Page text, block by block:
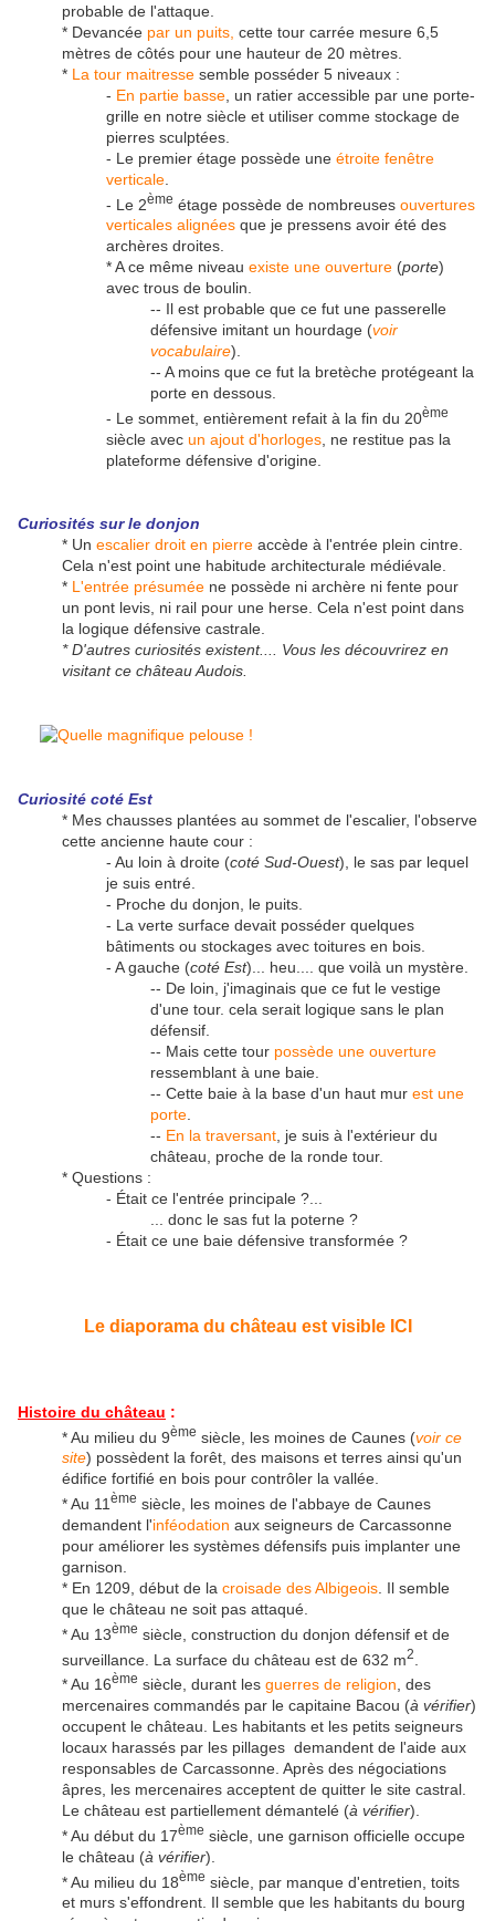
probable de l'attaque.
* Devancée par un puits, cette tour carrée mesure 6,5
mètres de côtés pour une hauteur de 20 mètres.
* La tour maitresse semble posséder 5 niveaux :
- En partie basse , un ratier accessible par une porte-
grille en notre siècle et utiliser comme stockage de
pierres sculptées.
- Le premier étage possède une étroite fenêtre
verticale
- Le 2ème étage possède de nombreuses ouvertures
verticales alignées que je pressens avoir été des
archères droites.
* A ce même niveau existe une ouverture (porte)
avec trous de boulin.
-- Il est probable que ce fut une passerelle
défensive imitant un hourdage (voir
vocabulaire).
-- A moins que ce fut la bretèche protégeant la
porte en dessous.
- Le sommet, entièrement refait à la fin du 20ème
siècle avec un ajout d'horloges , ne restitue pas la
plateforme défensive d'origine.
Curiosités sur le donjon
* Un escalier droit en pierre accède à l'entrée plein cintre.
Cela n'est point une habitude architecturale médiévale.
* L'entrée présumée ne possède ni archère ni fente pour
un pont levis, ni rail pour une herse. Cela n'est point dans
la logique défensive castrale.
* D'autres curiosités existent.... Vous les découvrirez en
visitant ce château Audois.
Curiosité coté Est
* Mes chausses plantées au sommet de l'escalier, l'observe
cette ancienne haute cour :
- Au loin à droite (coté Sud-Ouest), le sas par lequel
je suis entré.
- Proche du donjon, le puits.
- La verte surface devait posséder quelques
bâtiments ou stockages avec toitures en bois.
- A gauche (coté Est)... heu.... que voilà un mystère.
-- De loin, j'imaginais que ce fut le vestige
d'une tour. cela serait logique sans le plan
défensif.
-- Mais cette tour possède une ouverture
ressemblant à une baie.
-- Cette baie à la base d'un haut mur est une
porte
-- En la traversant , je suis à l'extérieur du
château, proche de la ronde tour.
* Questions :
- Était ce l'entrée principale ?...
... donc le sas fut la poterne ?
- Était ce une baie défensive transformée ?
Le diaporama du château est visible ICI
Histoire du château :
* Au milieu du 9ème siècle, les moines de Caunes (voir ce
site) possèdent la forêt, des maisons et terres ainsi qu'un
édifice fortifié en bois pour contrôler la vallée.
* Au 11 ème siècle, les moines de l'abbaye de Caunes
demandent l'inféodation aux seigneurs de Carcassonne
pour améliorer les systèmes défensifs puis implanter une
garnison.
* En 1209, début de la croisade des Albigeois . Il semble
que le château ne soit pas attaqué.
* Au 13ème siècle, construction du donjon défensif et de
surveillance. La surface du château est de 632 m2
* Au 16ème siècle, durant les guerres de religion , des
mercenaires commandés par le capitaine Bacou (à vérifier)
occupent le château. Les habitants et les petits seigneurs
locaux harassés par les pillages demandent de l'aide aux
responsables de Carcassonne. Après des négociations
âpres, les mercenaires acceptent de quitter le site castral.
Le château est partiellement démantelé (à vérifier).
* Au début du 17ème siècle, une garnison officielle occupe
le château (à vérifier).
* Au milieu du 18ème siècle, par manque d'entretien, toits
et murs s'effondrent. Il semble que les habitants du bourg